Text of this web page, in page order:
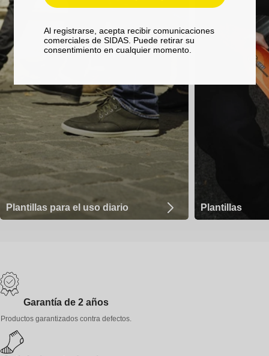
Plantillas para el uso diario Plantillas
Garantía de 2 años
Productos garantizados contra defectos.
Al registrarse, acepta recibir comunicaciones
comerciales de SIDAS. Puede retirar su
consentimiento en cualquier momento.